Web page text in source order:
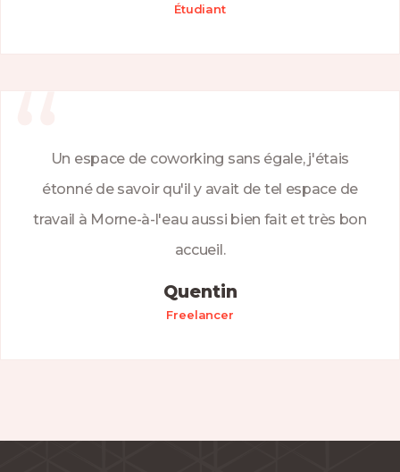
Étudiant
Un espace de coworking sans égale, j'étais
étonné de savoir qu'il y avait de tel espace de
travail à Morne-à-l'eau aussi bien fait et très bon
accueil.
Quentin
Freelancer